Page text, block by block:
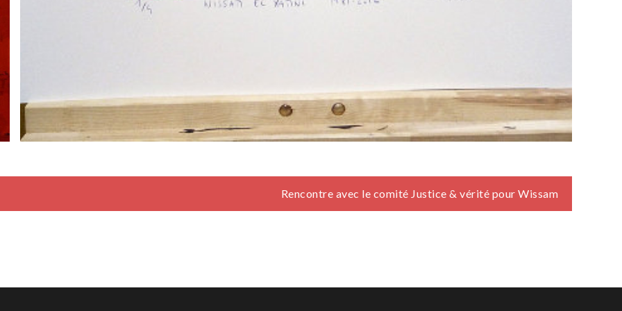
Rencontre avec le comité Justice & vérité pour Wissam